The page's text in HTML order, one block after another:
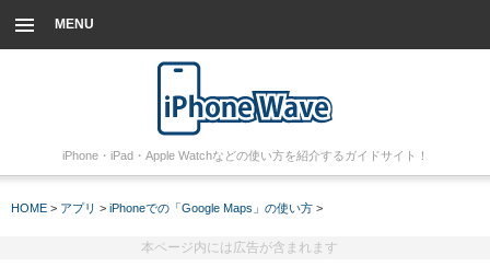
MENU
iPhone・iPad・Apple Watchなどの使い方を紹介するガイドサイト！
HOME > アプリ > iPhoneでの「Google Maps」の使い方 >
本ページ内には広告が含まれます